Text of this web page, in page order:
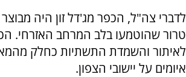
לדברי צה"ל, הכפר מג'דל זון היה מבוצר
טרור שהוטמעו בלב המרחב האזרחי.
לאיתור והשמדת התשתיות כחלק
איומים על יישובי הצפון.